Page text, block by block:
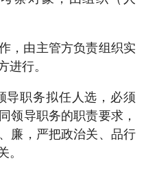
，由主管方负责组织实
进行。
导职务拟任人选，必须
领导职务的职责要求，
廉，严把政治关、品行
。